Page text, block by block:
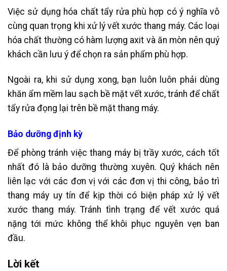
Việc sử dụng hóa chất tẩy rửa phù hợp có ý nghĩa vô
cùng quan trọng khi xử lý vết xước thang máy. Các loại
hóa chất thường có hàm lượng axit và ăn mòn nên quý
khách cần lưu ý để chọn ra sản phẩm phù hợp.
Ngoài ra, khi sử dụng xong, bạn luôn luôn phải dùng
khăn ẩm mềm lau sạch bề mặt vết xước, tránh để chất
tẩy rửa đọng lại trên bề mặt thang máy.
Bảo dưỡng định kỳ
Để phòng tránh việc thang máy bị trầy xước, cách tốt
nhất đó là bảo dưỡng thường xuyên. Quý khách nên
liên lạc với các đơn vị với các đơn vị thi công, bảo trì
thang máy uy tín để kịp thời có biện pháp xử lý vết
xước thang máy. Tránh tình trạng để vết xước quá
nặng tới mức không thể khôi phục nguyên vẹn ban
đầu.
Lời kết